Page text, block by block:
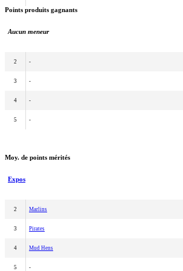
Points produits gagnants
Aucun meneur
2 -
3 -
4 -
5 -
Moy. de points mérités
Expos
2 Marlins
3 Pirates
4 Mud Hens
5 -